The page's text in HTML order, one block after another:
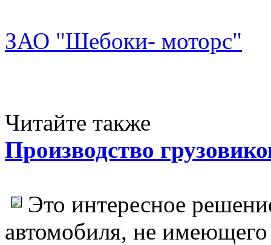
ЗАО "Шебоки- моторс"
Читайте также
Производство
Это интересное
автомобиля, не